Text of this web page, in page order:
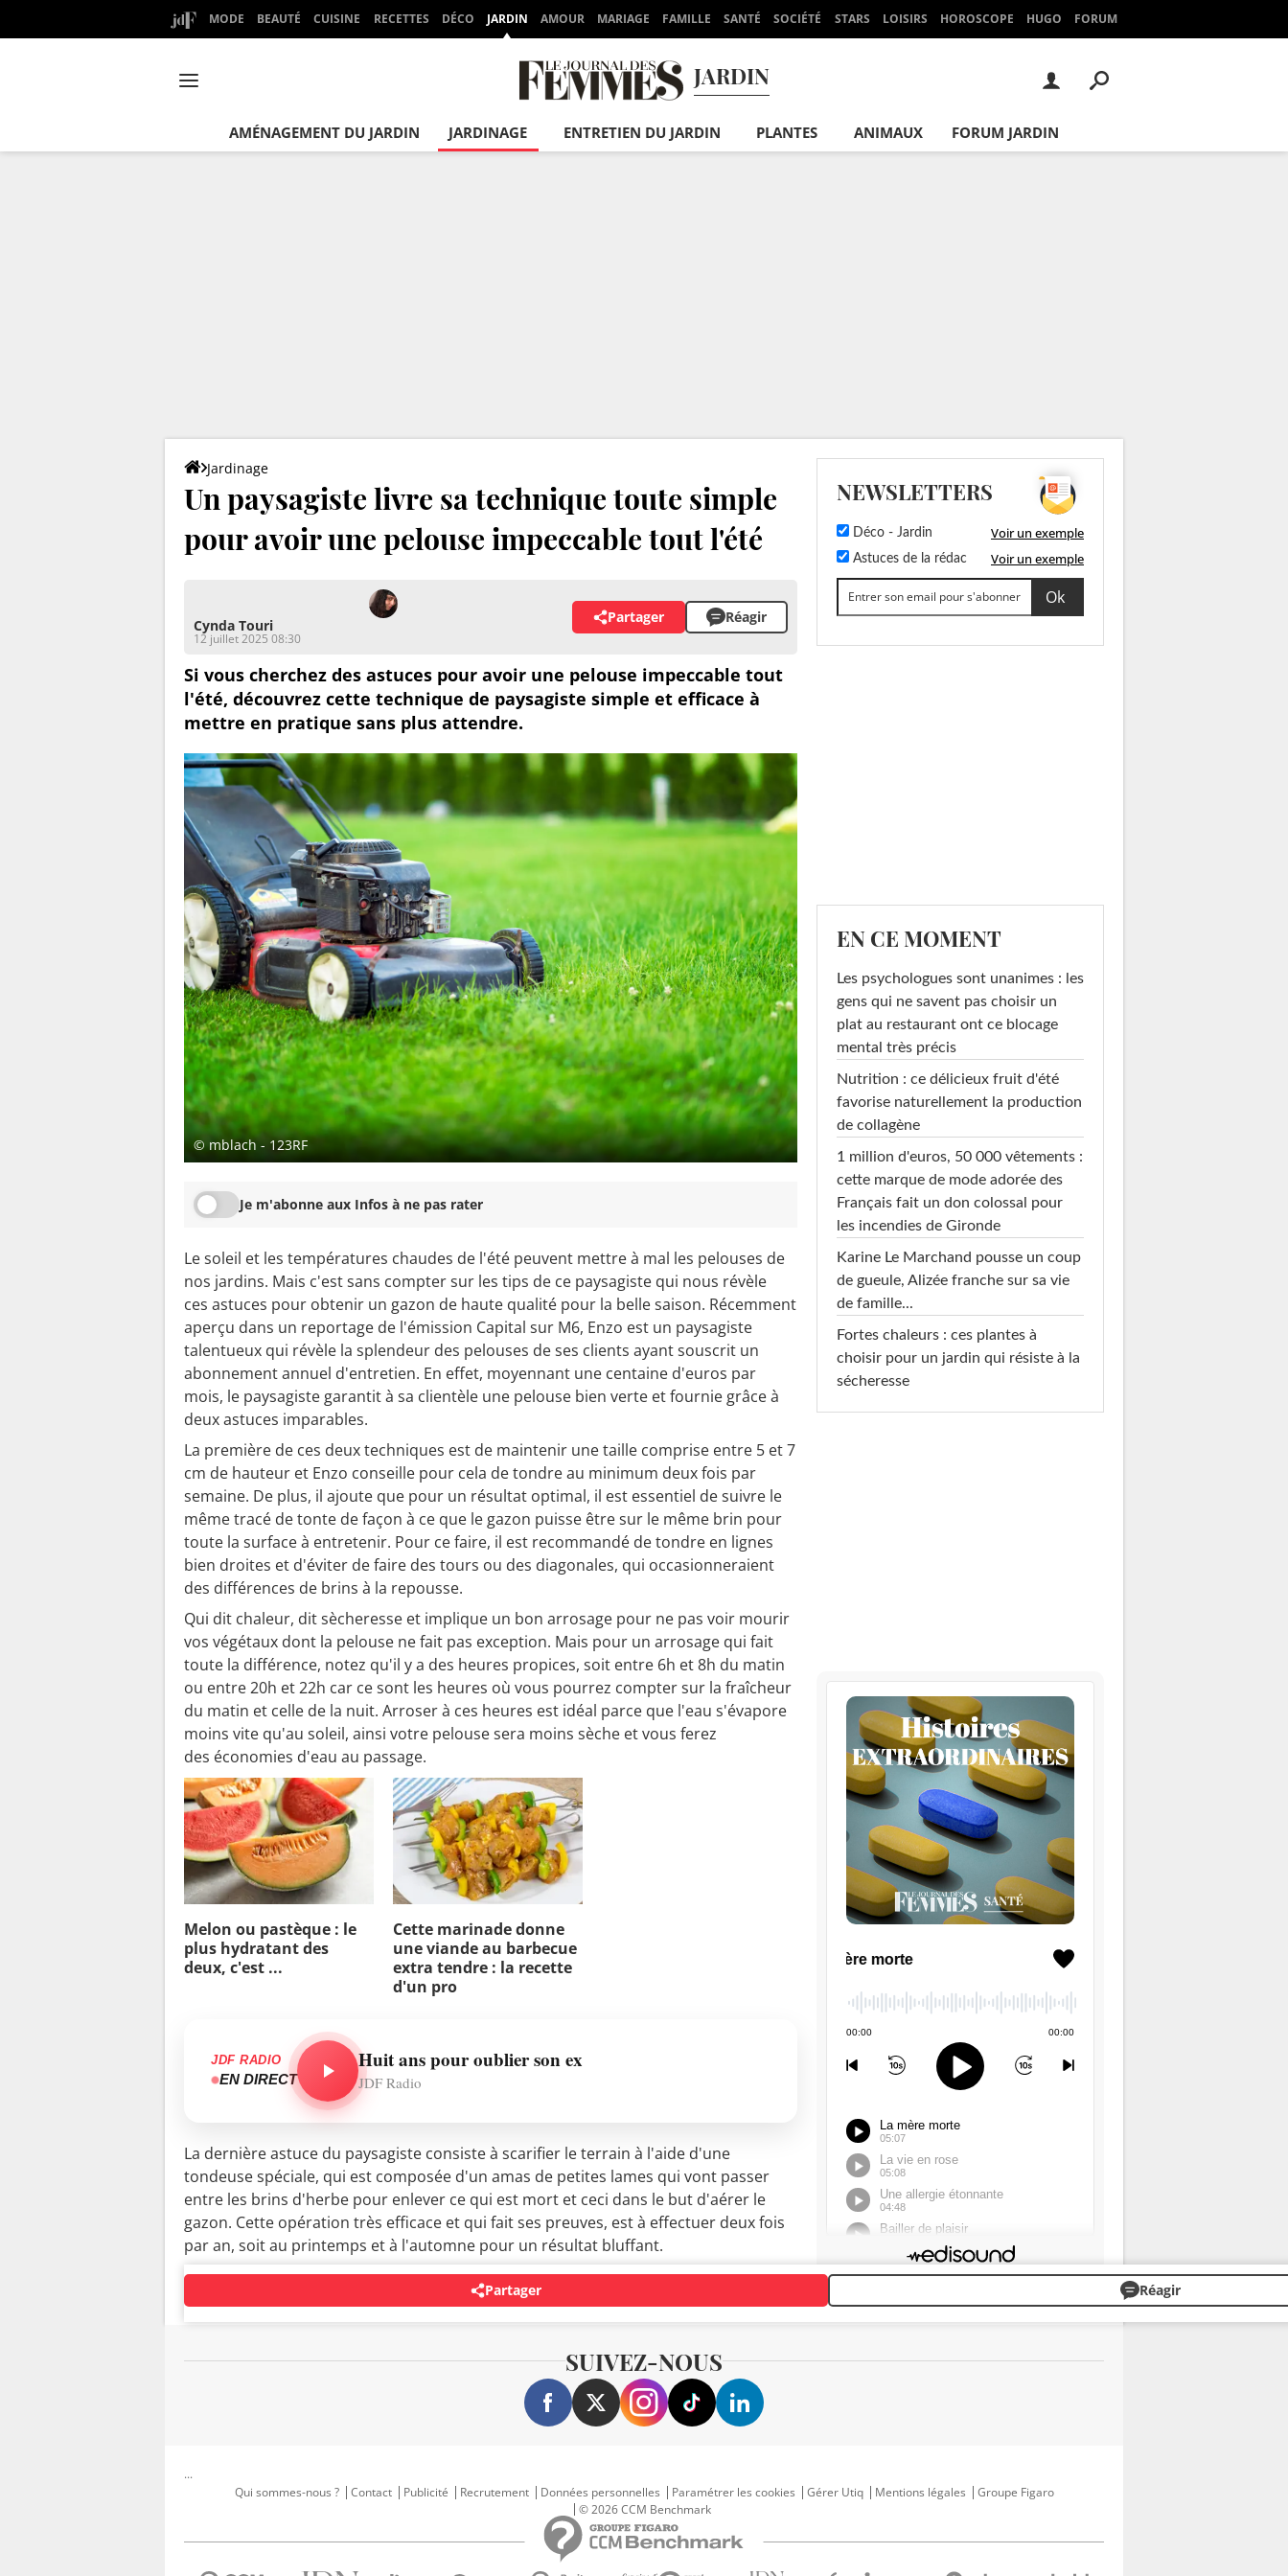
MODE BEAUTÉ CUISINE RECETTES DÉCO JARDIN AMOUR MARIAGE FAMILLE SANTÉ SOCIÉTÉ STARS LOISIRS HOROSCOPE HUGO FORUM
JARDIN
AMÉNAGEMENT DU JARDIN JARDINAGE ENTRETIEN DU JARDIN PLANTES ANIMAUX FORUM JARDIN
Jardinage
Un paysagiste livre sa technique toute simple
pour avoir une pelouse impeccable tout l'été
Cynda Touri
12 juillet 2025 08:30
Partager Réagir
Si vous cherchez des astuces pour avoir une pelouse impeccable tout
l'été, découvrez cette technique de paysagiste simple et efficace à
mettre en pratique sans plus attendre.
© mblach - 123RF
Je m'abonne aux Infos à ne pas rater
Le soleil et les températures chaudes de l'été peuvent mettre à mal les pelouses de
nos jardins. Mais c'est sans compter sur les tips de ce paysagiste qui nous révèle
ces astuces pour obtenir un gazon de haute qualité pour la belle saison. Récemment
aperçu dans un reportage de l'émission Capital sur M6, Enzo est un paysagiste
talentueux qui révèle la splendeur des pelouses de ses clients ayant souscrit un
abonnement annuel d'entretien. En effet, moyennant une centaine d'euros par
mois, le paysagiste garantit à sa clientèle une pelouse bien verte et fournie grâce à
deux astuces imparables.
La première de ces deux techniques est de maintenir une taille comprise entre 5 et 7
cm de hauteur et Enzo conseille pour cela de tondre au minimum deux fois par
semaine. De plus, il ajoute que pour un résultat optimal, il est essentiel de suivre le
même tracé de tonte de façon à ce que le gazon puisse être sur le même brin pour
toute la surface à entretenir. Pour ce faire, il est recommandé de tondre en lignes
bien droites et d'éviter de faire des tours ou des diagonales, qui occasionneraient
des différences de brins à la repousse.
Qui dit chaleur, dit sècheresse et implique un bon arrosage pour ne pas voir mourir
vos végétaux dont la pelouse ne fait pas exception. Mais pour un arrosage qui fait
toute la différence, notez qu'il y a des heures propices, soit entre 6h et 8h du matin
ou entre 20h et 22h car ce sont les heures où vous pourrez compter sur la fraîcheur
du matin et celle de la nuit. Arroser à ces heures est idéal parce que l'eau s'évapore
moins vite qu'au soleil, ainsi votre pelouse sera moins sèche et vous ferez
des économies d'eau au passage.
Melon ou pastèque : le
plus hydratant des
deux, c'est ...
Cette marinade donne
une viande au barbecue
extra tendre : la recette
d'un pro
JDF RADIO
EN DIRECT
Huit ans pour oublier son ex
JDF Radio
La dernière astuce du paysagiste consiste à scarifier le terrain à l'aide d'une
tondeuse spéciale, qui est composée d'un amas de petites lames qui vont passer
entre les brins d'herbe pour enlever ce qui est mort et ceci dans le but d'aérer le
gazon. Cette opération très efficace et qui fait ses preuves, est à effectuer deux fois
par an, soit au printemps et à l'automne pour un résultat bluffant.
Partager Réagir
NEWSLETTERS
Déco - Jardin Voir un exemple
Astuces de la rédac Voir un exemple
EN CE MOMENT
Les psychologues sont unanimes : les
gens qui ne savent pas choisir un
plat au restaurant ont ce blocage
mental très précis
Nutrition : ce délicieux fruit d'été
favorise naturellement la production
de collagène
1 million d'euros, 50 000 vêtements :
cette marque de mode adorée des
Français fait un don colossal pour
les incendies de Gironde
Karine Le Marchand pousse un coup
de gueule, Alizée franche sur sa vie
de famille...
Fortes chaleurs : ces plantes à
choisir pour un jardin qui résiste à la
sécheresse
SUIVEZ-NOUS
...
Qui sommes-nous ?
Contact Publicité Recrutement Données personnelles Paramétrer les cookies Gérer Utiq Mentions légales
Groupe Figaro
© 2026 CCM Benchmark